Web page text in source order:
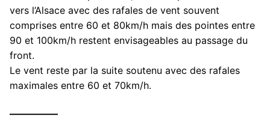
vers l’Alsace avec des rafales de vent souvent
comprises entre 60 et 80km/h mais des pointes entre
90 et 100km/h restent envisageables au passage du
front.
Le vent reste par la suite soutenu avec des rafales
maximales entre 60 et 70km/h.
—————